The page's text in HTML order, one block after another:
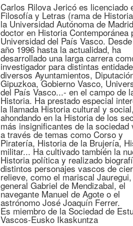
Carlos Rilova Jericó es licenciado
Filosofía y Letras (rama de
la Universidad Autónoma de
doctor en Historia Contemporánea
Universidad del País Vasco.
año 1996 hasta la actualidad, ha
desarrollado una larga carrera
investigador para distintas
diversos Ayuntamientos,
Gipuzkoa, Gobierno Vasco,
del País Vasco...- en el campo de
Historia. Ha prestado especial
la llamada Historia cultural y social,
ahondando en la Historia de los
más insignificantes de la sociedad
a través de temas como Corso y
Piratería, Historia de la Brujería,
militar... Ha cultivado también la
Historia política y realizado
distintos personajes vascos de
relieve, como el mariscal
general Gabriel de Mendizabal, el
navegante Manuel de Agote o el
astrónomo José Joaquín Ferrer.
Es miembro de la Sociedad de
Vascos-Eusko Ikaskuntza